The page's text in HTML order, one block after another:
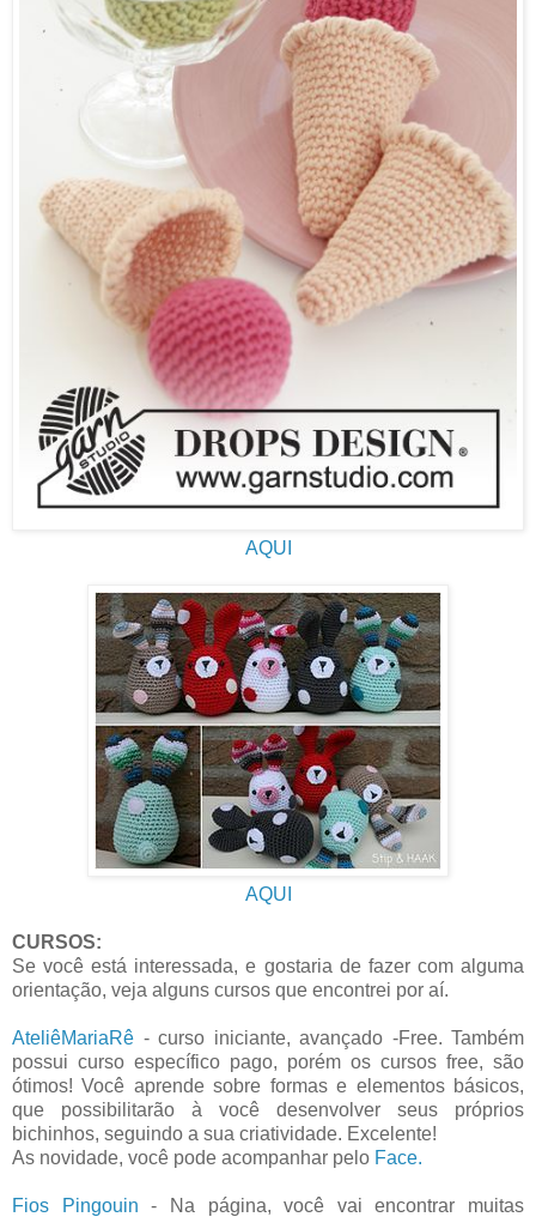
AQUI
AQUI
CURSOS:
Se você está interessada, e gostaria de fazer com alguma
orientação, veja alguns cursos que encontrei por aí.
AteliêMariaRê - curso iniciante, avançado -Free. Também
possui curso específico pago, porém os cursos free, são
ótimos! Você aprende sobre formas e elementos básicos,
que possibilitarão à você desenvolver seus próprios
bichinhos, seguindo a sua criatividade. Excelente!
As novidade, você pode acompanhar pelo Face.
Fios Pingouin - Na página, você vai encontrar muitas